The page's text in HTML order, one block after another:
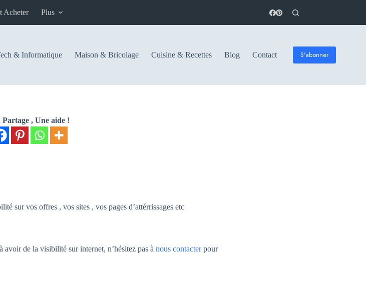
Acheter Plus
& Informatique Maison & Bricolage Cuisine & Recettes Blog Contact S'abonner
Partage , Une aide !
sur vos offres , vos sites , vos pages d’attérrissages etc
avoir de la visibilité sur internet, n’hésitez pas à nous contacterpour